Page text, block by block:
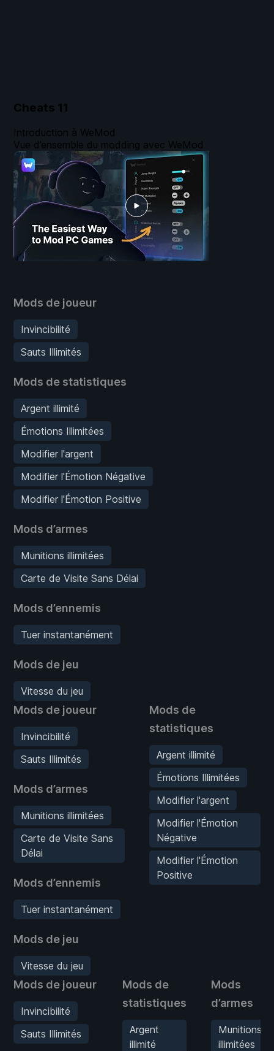
Cheats 11
Mods de joueur
Invincibilité
Sauts Illimités
Mods de statistiques
Argent illimité
Émotions Illimitées
Modifier l'argent
Modifier l'Émotion Négative
Modifier l'Émotion Positive
Mods d’armes
Munitions illimitées
Carte de Visite Sans Délai
Mods d’ennemis
Tuer instantanément
Mods de jeu
Vitesse du jeu
Mods de joueur
Invincibilité
Sauts Illimités
Mods d’armes
Munitions illimitées
Carte de Visite Sans
Délai
Mods d’ennemis
Tuer instantanément
Mods de jeu
Vitesse du jeu
Mods de
statistiques
Argent illimité
Émotions Illimitées
Modifier l'argent
Modifier l'Émotion
Négative
Modifier l'Émotion
Positive
Mods de joueur
Invincibilité
Sauts Illimités
Mods de
statistiques
Argent
illimité
Mods
d’armes
Munitions
illimitées
Introduction à WeMod
Vue d’ensemble du modding avec WeMod